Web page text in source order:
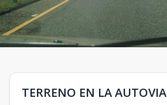
TERRENO EN LA AUTOVIA